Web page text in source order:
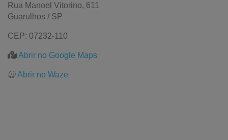
Bobinas Plásticas
Rua Manoel Vitorino, 611
Guarulhos / SP
CEP: 07232-110
Abrir no Google Maps
Abrir no Waze